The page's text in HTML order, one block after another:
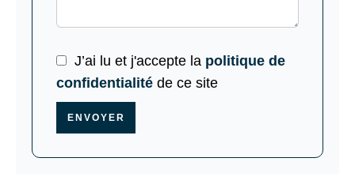
J’ai lu et j'accepte la politique de
confidentialité de ce site
ENVOYER